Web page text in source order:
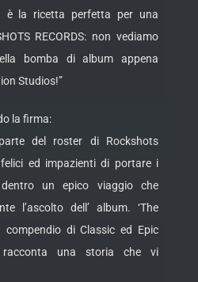
è la ricetta perfetta per una
RECORDS: non vediamo
bomba di album appena
Studios!”
la firma:
del roster di Rockshots
ed impazienti di portare i
un epico viaggio che
l’ascolto dell’ album. ‘The
compendio di Classic ed Epic
racconta una storia che vi